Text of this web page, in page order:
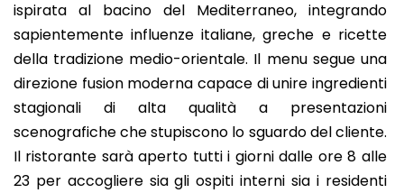
ispirata al bacino del Mediterraneo, integrando
sapientemente influenze italiane, greche e ricette
della tradizione medio-orientale. Il menu segue una
direzione fusion moderna capace di unire ingredienti
stagionali di alta qualità a presentazioni
scenografiche che stupiscono lo sguardo del cliente.
Il ristorante sarà aperto tutti i giorni dalle ore 8 alle
23 per accogliere sia gli ospiti interni sia i residenti